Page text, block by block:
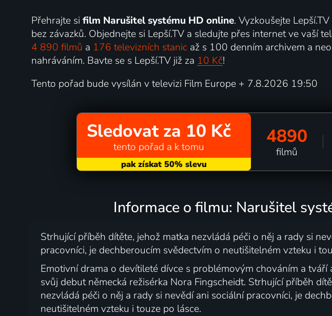
Přehrajte si film Narušitel systému HD online. Vyzkoušejte
bez závazků. Objednejte si Lepší.TV a sledujte přes internet ve vaší
4 890 filmů a 176 televizních stanicaž s 100 denním archivem a
nahráváním. Bavte se s Lepší.TV již za 10 Kč!
Tento pořad bude vysílán v televizi Film Europe + 7.8.2026 19:50
Sledovat za 10 Kč
tento pořad a k tomu 4890
filmů
Informace o filmu: Narušitel
Strhující příběh dítěte, jehož matka nezvládá péči o něj a rady si
pracovníci, je dechberoucím svědectvím o neutišitelném vzteku i
Emotivní drama o devítileté dívce s problémovým chováním a tváří
svůj debut německá režisérka Nora Fingscheidt. Strhující příběh
nezvládá péči o něj a rady si nevědí ani sociální pracovníci, je
neutišitelném vzteku i touze po lásce.